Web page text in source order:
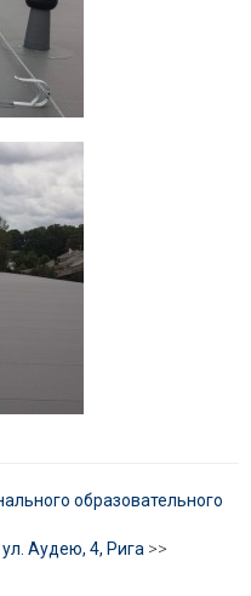
образовательного
Аудею, 4, Рига >>